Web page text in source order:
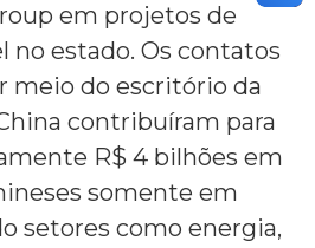
em projetos de
no estado. Os contatos
meio do escritório da
contribuíram para
R$ 4 bilhões em
somente em
setores como energia,